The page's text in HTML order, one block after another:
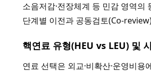
소음저감·전장체계 등 민감 영역의
단계별 이전과 공동검토(Co-
핵연료 유형(HEU vs LEU) 및
연료 선택은 외교·비확산·운영비용